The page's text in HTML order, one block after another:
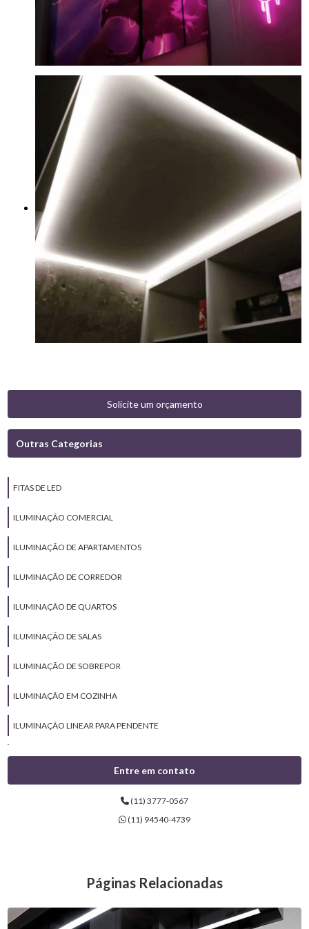
Solicite um orçamento
Outras Categorias
FITAS DE LED
ILUMINAÇÃO COMERCIAL
ILUMINAÇÃO DE APARTAMENTOS
ILUMINAÇÃO DE CORREDOR
ILUMINAÇÃO DE QUARTOS
ILUMINAÇÃO DE SALAS
ILUMINAÇÃO DE SOBREPOR
ILUMINAÇÃO EM COZINHA
ILUMINAÇÃO LINEAR PARA PENDENTE
ILUMINAÇÃO LINEAR PARA SOBREPOR
ILUMINAÇÃO MODERNA
ILUMINAÇÃO PARA APARTAMENTOS
Entre em contato
(11) 3777-0567
(11) 94540-4739
Páginas Relacionadas